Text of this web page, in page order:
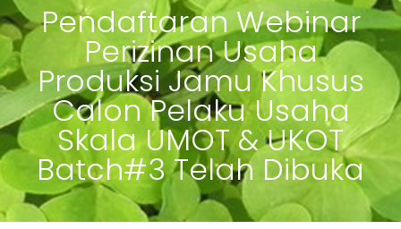
Pendaftaran Webinar
Perizinan Usaha
Produksi Jamu Khusus
Calon Pelaku Usaha
Skala UMOT & UKOT
Batch#3 Telah Dibuka